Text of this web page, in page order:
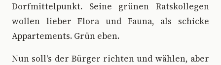
Dorfmittelpunkt. Seine grünen Ratskollegen
wollen lieber Flora und Fauna, als schicke
Appartements. Grün eben.
Nun soll's der Bürger richten und wählen, aber